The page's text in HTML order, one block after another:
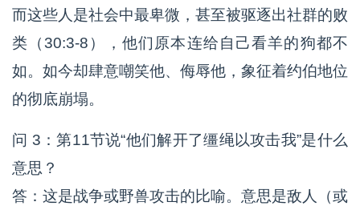
而这些人是社会中最卑微，甚至被驱逐出社群的败
类（30:3-8），他们原本连给自己看羊的狗都不
如。如今却肆意嘲笑他、侮辱他，象征着约伯地位
的彻底崩塌。
问 3：第11节说“他们解开了缰绳以攻击我”是什么
意思？
答：这是战争或野兽攻击的比喻。意思是敌人（或